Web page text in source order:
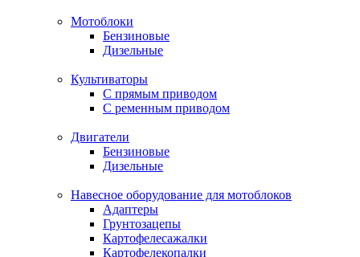
Мотоблоки
Бензиновые
Дизельные
Культиваторы
С прямым приводом
С ременным приводом
Двигатели
Бензиновые
Дизельные
Навесное оборудование для мотоблоков
Адаптеры
Грунтозацепы
Картофелесажалки
Картофелекопалки